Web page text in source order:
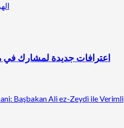
اعترافات جديدة لمشارك في
Başbakan Ali ez-Zeydi ile Verimli